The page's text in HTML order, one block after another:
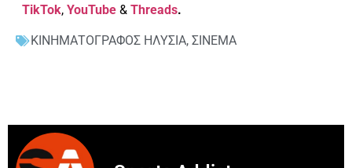
TikTok, YouTube & Threads.
ΚΙΝΗΜΑΤΟΓΡΑΦΟΣ ΗΛΥΣΙΑ, ΣΙΝΕΜΑ